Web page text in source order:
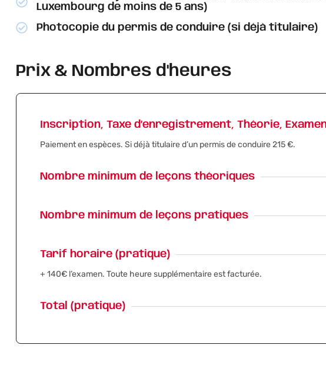
Luxembourg de moins de 5 ans)​
Photocopie du permis de conduire (si déjà titulaire)
Prix & Nombres d'heures
Inscription, Taxe d’enregistrement, Théorie,
Paiement en espèces. Si déjà titulaire d’un permis de conduire 215 €.
Nombre minimum de leçons théoriques
Nombre minimum de leçons pratiques
Tarif horaire (pratique)
+ 140€ l’examen. Toute heure supplémentaire est facturée.
Total (pratique)